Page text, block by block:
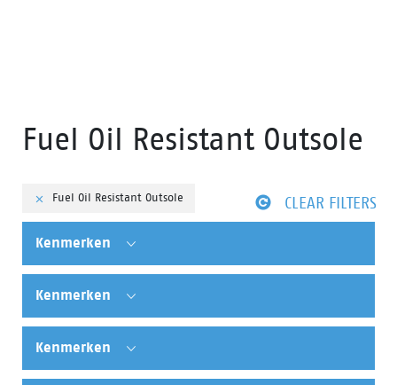
Fuel Oil Resistant Outsole
Fuel Oil Resistant Outsole CLEAR FILTERS
Kenmerken
Kenmerken
Kenmerken